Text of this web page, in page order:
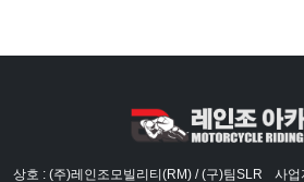
상호 : (주)레인조모빌리티(RM) / (구)팀SLR 사업